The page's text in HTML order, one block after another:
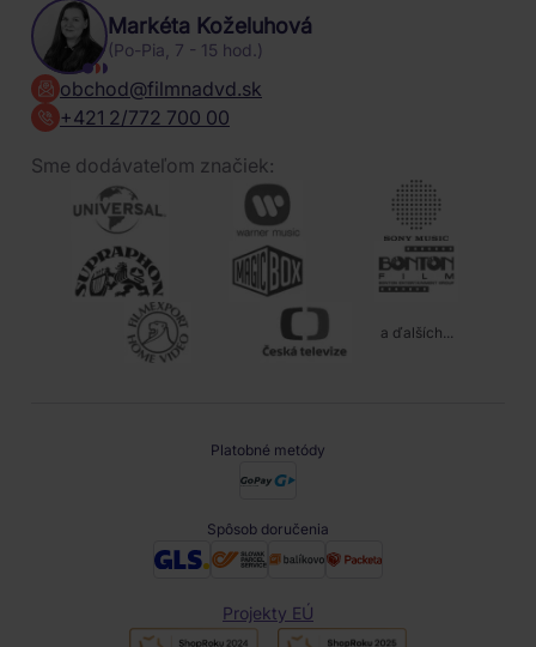
Markéta Koželuhová
(Po-Pia, 7 - 15 hod.)
obchod@filmnadvd.sk
+421 2/772 700 00
Sme dodávateľom značiek:
a ďalších...
Platobné metódy
Spôsob doručenia
Projekty EÚ